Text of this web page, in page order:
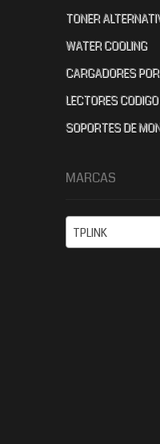
TONER
WATER COOLING
CARGADORES
LECTORES
SOPORTES DE
MARCAS
TPLINK